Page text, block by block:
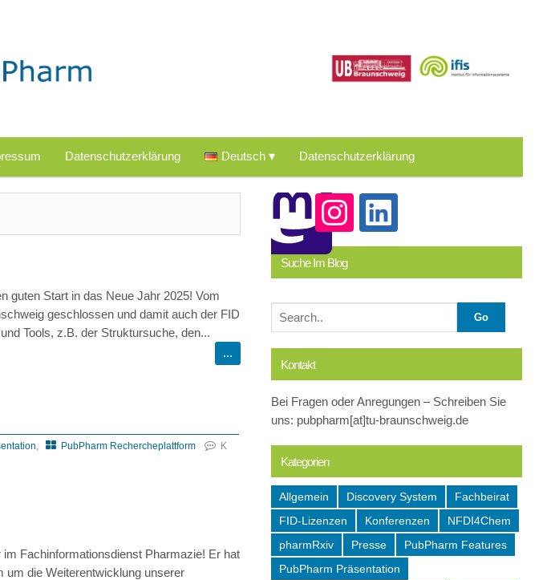
Datenschutzerklärung Deutsch Datenschutzerklärung
guten Start in das Neue Jahr 2025! Vom
geschlossen und damit auch der FID
Tools, z.B. der Struktursuche, den...
, PubPharm Rechercheplattform
K
Fachinformationsdienst Pharmazie! Er hat
um die Weiterentwicklung unserer
Suche Im Blog
Kontakt
Bei Fragen oder Anregungen – Schreiben Sie
uns: pubpharm[at]tu-braunschweig.de
Kategorien
Allgemein Discovery System
Fachbeirat
FID-Lizenzen
Konferenzen
NFDI4Chem
pharmRxiv
Presse
PubPharm Features
PubPharm Präsentation